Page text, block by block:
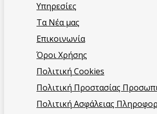
Υπηρεσίες
Τα Νέα μας
Επικοινωνία
Όροι Χρήσης
Πολιτική Cookies
Πολιτική Προστασίας
Πολιτική Ασφάλειας